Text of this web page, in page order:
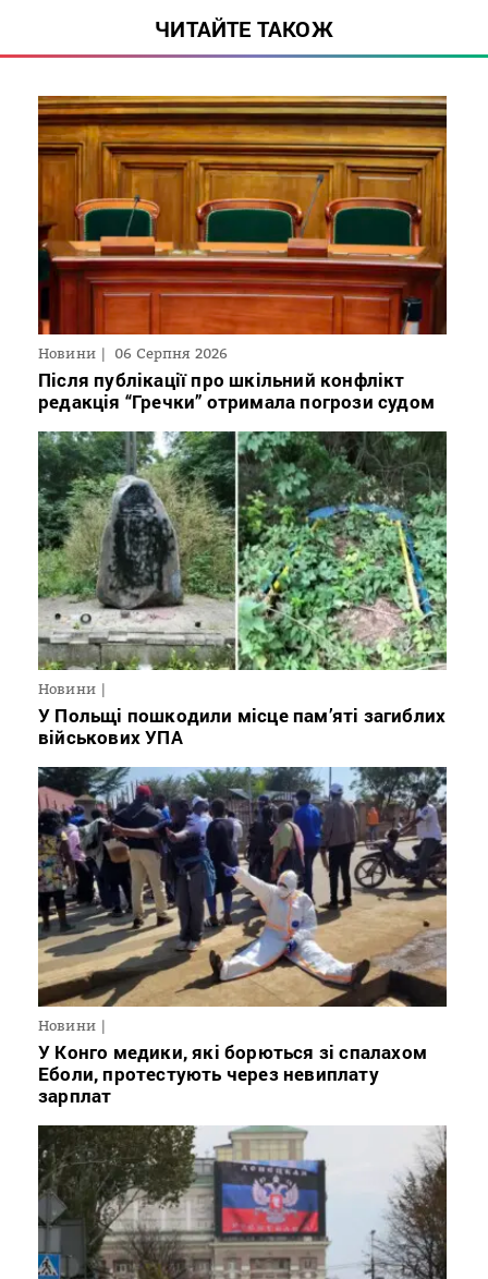
ЧИТАЙТЕ ТАКОЖ
Новини 06 Серпня 2026
Після публікації про шкільний конфлікт
редакція “Гречки” отримала погрози судом
Новини
У Польщі пошкодили місце пам’яті загиблих
військових УПА
Новини
У Конго медики, які борються зі спалахом
Еболи, протестують через невиплату
зарплат